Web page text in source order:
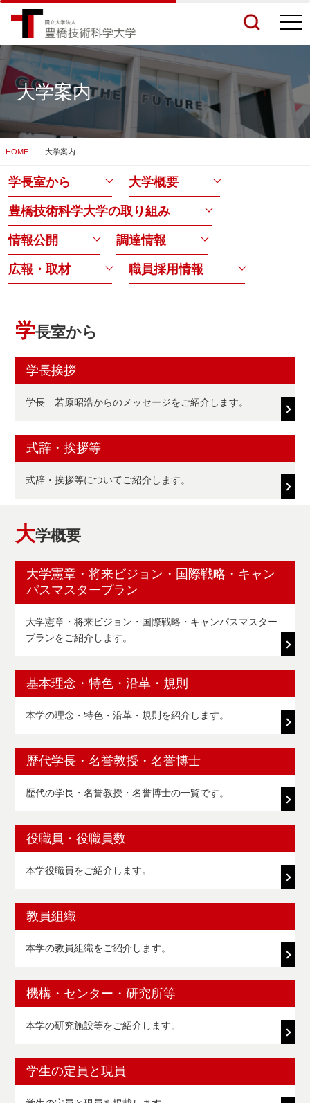
検索結果をもっと見る
大学案内
HOME 大学案内
学長室から 大学概要
豊橋技術科学大学の取り組み
情報公開 調達情報
広報・取材 職員採用情報
学長室から
学長挨拶
学長 若原昭浩からのメッセージをご紹介します。
式辞・挨拶等
式辞・挨拶等についてご紹介します。
大学概要
大学憲章・将来ビジョン・国際戦略・キャン
パスマスタープラン
大学憲章・将来ビジョン・国際戦略・キャンパスマスター
プランをご紹介します。
基本理念・特色・沿革・規則
本学の理念・特色・沿革・規則を紹介します。
歴代学長・名誉教授・名誉博士
歴代の学長・名誉教授・名誉博士の一覧です。
役職員・役職員数
本学役職員をご紹介します。
教員組織
本学の教員組織をご紹介します。
機構・センター・研究所等
本学の研究施設等をご紹介します。
学生の定員と現員